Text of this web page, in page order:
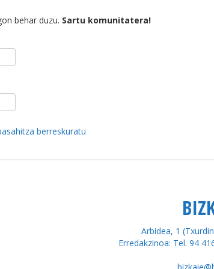
behar duzu. Sartu komunitatera!
berreskuratu
Arbidea, 1
Erredakzinoa: Tel. 94